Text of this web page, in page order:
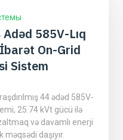
585V-Lıq
On-Grid
Sistem
44 ədəd 585V-
25.74 kVt gücü ilə
və davamlı enerji
daşıyır.